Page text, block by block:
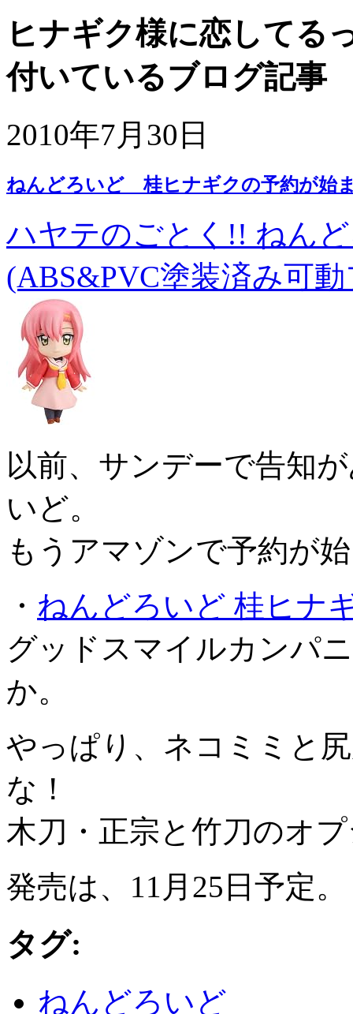
ヒナギク様に恋してる
付いているブログ記事
2010年7月30日
ねんどろいど 桂ヒナギクの予約が始
ハヤテのごとく!! ねん
(ABS&PVC塗装済み可
以前、サンデーで告知
いど。
もうアマゾンで予約が
・ ねんどろいど 桂ヒナ
グッドスマイルカンパ
か。
やっぱり、ネコミミと
な！
木刀・正宗と竹刀のオ
発売は、11月25日予定。
タグ:
ねんどろいど